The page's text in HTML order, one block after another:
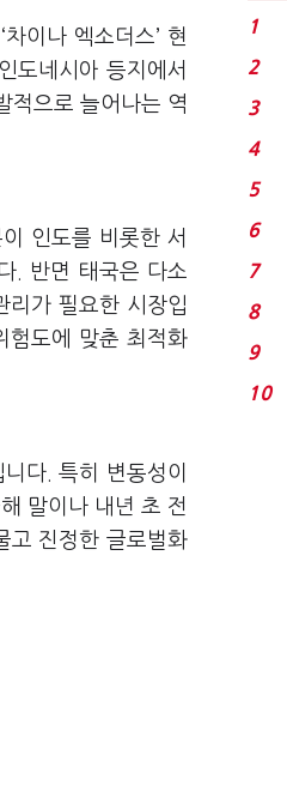
이나 엑소더스’ 현
도네시아 등지에서
적으로 늘어나는 역
인도를 비롯한 서
. 반면 태국은 다소
리가 필요한 시장입
험도에 맞춘 최적화
다. 특히 변동성이
말이나 내년 초 전
고 진정한 글로벌화
1
2
3
4
5
6
7
8
9
10